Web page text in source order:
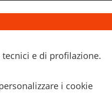
e di profilazione.
i cookie